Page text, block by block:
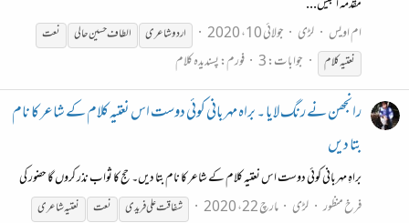
ام اویس
لڑی جولائی 10، 2020 اردو شاعری الطاف حسین حالی
نعت
نعتیہکلام جوابات: 3 فورم:پسندیدہ کلام
رانجھن نے رنگ لایا ۔ براہ مہربانی کوئی دوست اس نعتیہ کلام کے شاعر کا نام
بتا دیں
براہِ مہربانی کوئی دوست اس نعتیہ کلام کے شاعر کا نام بتا دیں۔ حج کا ثواب نذر کروں گا حضور کی
فرخ منظور لڑی مارچ 22، 2020 شفاقت علی فریدی نعت نعتیہشاعری